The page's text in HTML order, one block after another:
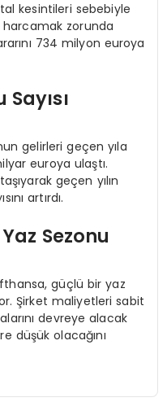
kesintileri sebebiyle
zorunda
734 milyon euroya
gelirleri geçen yıla
euroya ulaştı.
geçen yılın
artırdı.
Sezonu
güçlü bir yaz
Şirket maliyetleri sabit
devreye alacak
düşük olacağını